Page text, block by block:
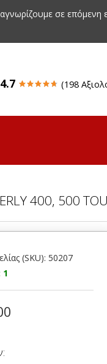
σε επόμενη
4.7 (198
400, 500
(SKU): 50207
1